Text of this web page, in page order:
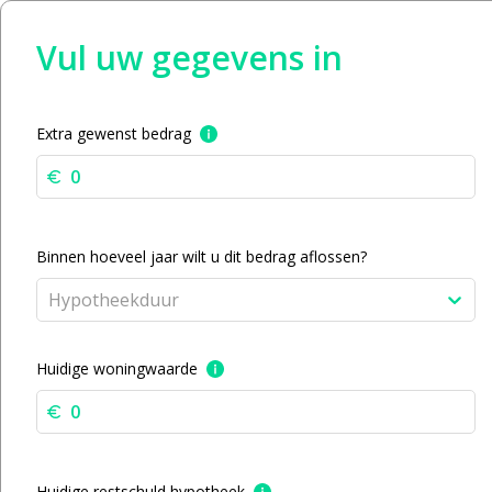
Vul uw gegevens in
Extra gewenst bedrag
Binnen hoeveel jaar wilt u dit bedrag aflossen?
Hypotheekduur
Huidige woningwaarde